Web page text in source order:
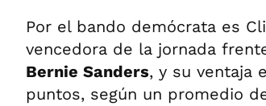
Por el bando demócrata es
vencedora de la jornada
Bernie Sanders, y su ventaja
puntos, según un promedio